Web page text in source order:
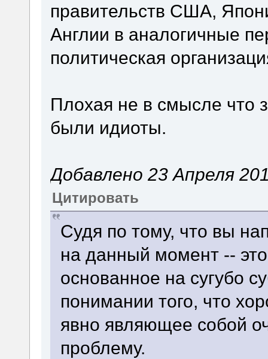
правительств США,
Англии в аналогичные
политическая
Плохая не в смысле что
были идиоты.
Добавлено 23 Апреля
Цитировать
Судя по тому, что вы
на данный момент --
основанное на сугубо
понимании того, что
явно являющее собой
проблему.